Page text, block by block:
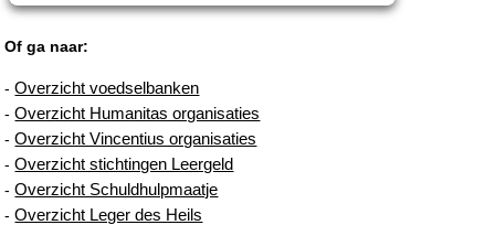
Of ga naar:
-Overzicht voedselbanken
-Overzicht Humanitas organisaties
-Overzicht Vincentius organisaties
-Overzicht stichtingen Leergeld
-Overzicht Schuldhulpmaatje
-Overzicht Leger des Heils